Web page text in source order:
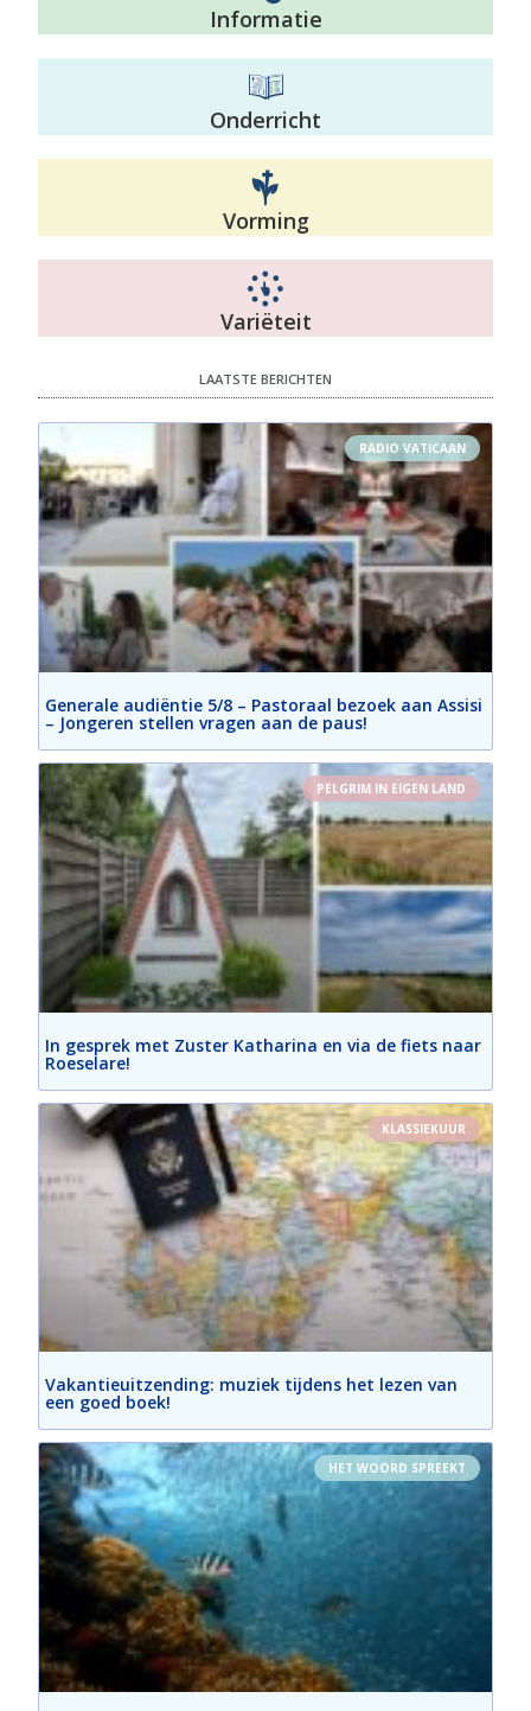
Informatie
Onderricht
Vorming
Variëteit
LAATSTE BERICHTEN
RADIO VATICAAN
Generale audiëntie 5/8 – Pastoraal bezoek aan Assisi
– Jongeren stellen vragen aan de paus!
PELGRIM IN EIGEN LAND
In gesprek met Zuster Katharina en via de fiets naar
Roeselare!
KLASSIEKUUR
Vakantieuitzending: muziek tijdens het lezen van
een goed boek!
HET WOORD SPREEKT